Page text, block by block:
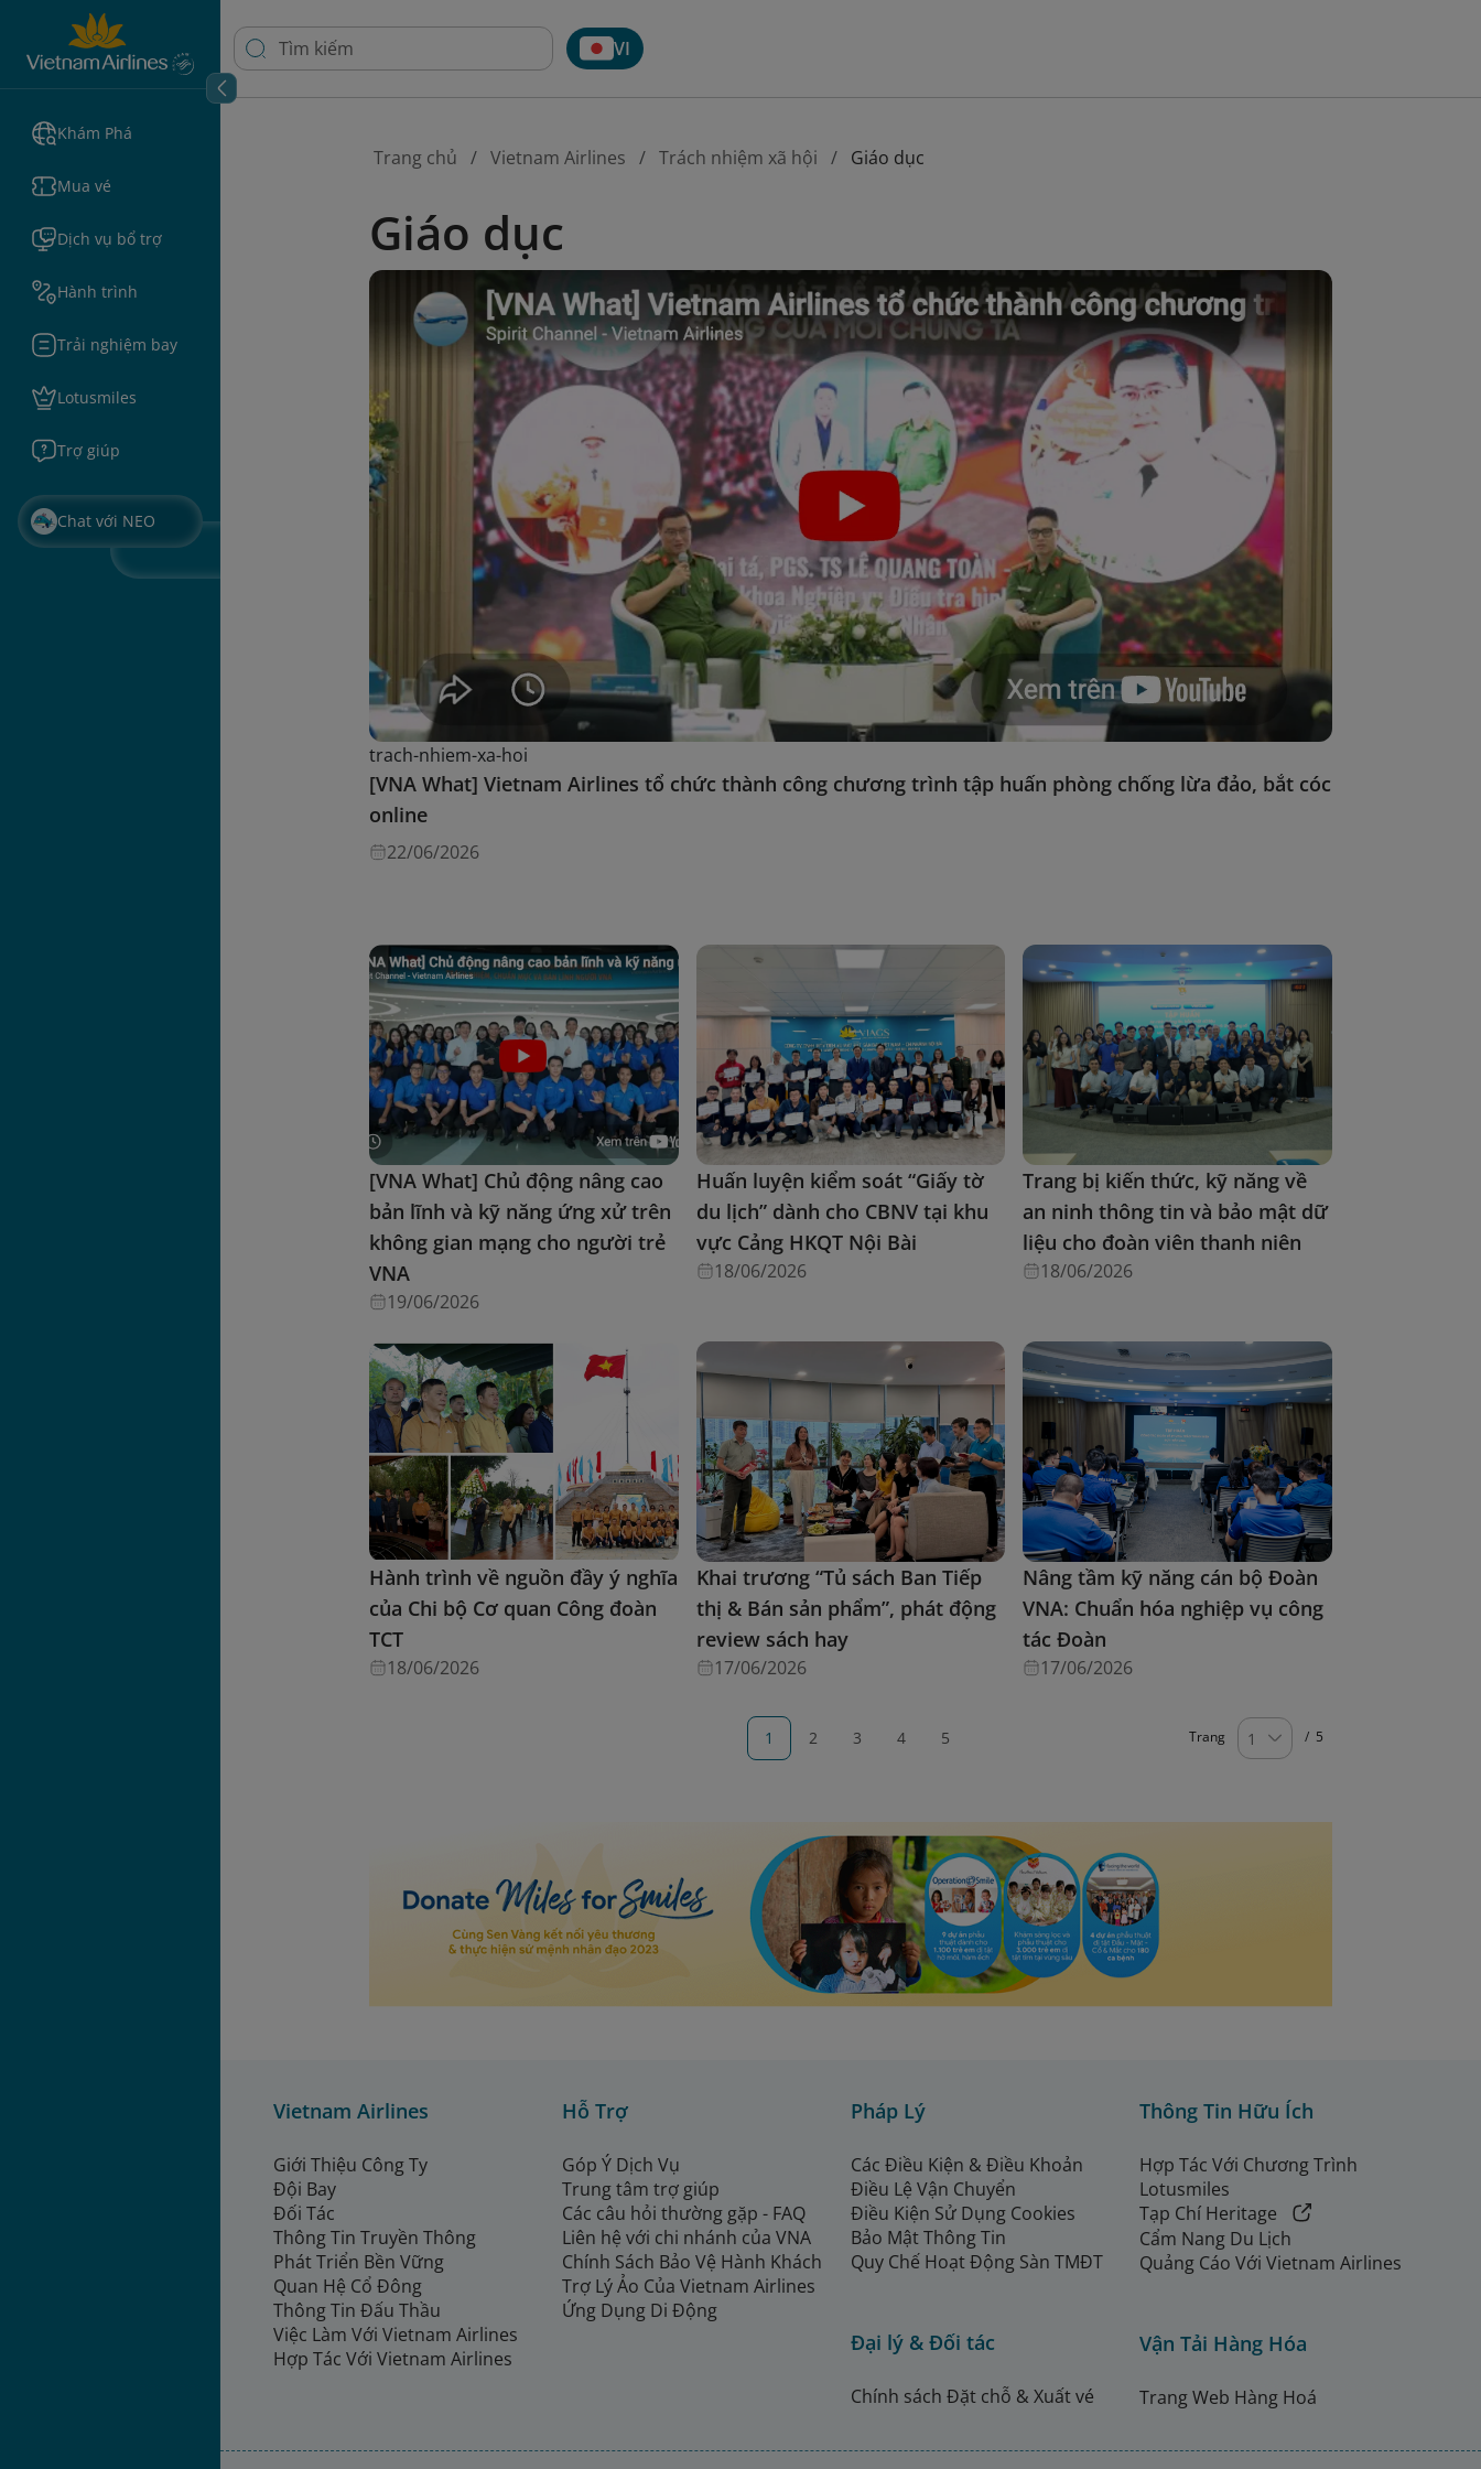
Khám Phá
Mua vé
Dịch vụ bổ trợ
Hành trình
Trải nghiệm bay
Lotusmiles
Trợ giúp
Chat với NEO
VI
Trang chủ Vietnam Airlines Trách nhiệm xã hội Giáo dục
Giáo dục
trach-nhiem-xa-hoi
[VNA What] Vietnam Airlines tổ chức thành công chương trình tập huấn phòng chống lừa đảo, bắt cóc
online
22/06/2026
[VNA What] Chủ động nâng cao
bản lĩnh và kỹ năng ứng xử trên
không gian mạng cho người trẻ
VNA
19/06/2026
Huấn luyện kiểm soát “Giấy tờ
du lịch” dành cho CBNV tại khu
vực Cảng HKQT Nội Bài
18/06/2026
Trang bị kiến thức, kỹ năng về
an ninh thông tin và bảo mật dữ
liệu cho đoàn viên thanh niên
18/06/2026
Hành trình về nguồn đầy ý nghĩa
của Chi bộ Cơ quan Công đoàn
TCT
18/06/2026
Khai trương “Tủ sách Ban Tiếp
thị & Bán sản phẩm”, phát động
review sách hay
17/06/2026
Nâng tầm kỹ năng cán bộ Đoàn
VNA: Chuẩn hóa nghiệp vụ công
tác Đoàn
17/06/2026
1 2 3 4 5 Trang 1 / 5
Vietnam Airlines
Giới Thiệu Công Ty
Đội Bay
Đối Tác
Thông Tin Truyền Thông
Phát Triển Bền Vững
Quan Hệ Cổ Đông
Thông Tin Đấu Thầu
Việc Làm Với Vietnam Airlines
Hợp Tác Với Vietnam Airlines
Hỗ Trợ
Góp Ý Dịch Vụ
Trung tâm trợ giúp
Các câu hỏi thường gặp - FAQ
Liên hệ với chi nhánh của VNA
Chính Sách Bảo Vệ Hành Khách
Trợ Lý Ảo Của Vietnam Airlines
Ứng Dụng Di Động
Pháp Lý
Các Điều Kiện & Điều Khoản
Điều Lệ Vận Chuyển
Điều Kiện Sử Dụng Cookies
Bảo Mật Thông Tin
Quy Chế Hoạt Động Sàn TMĐT
Đại lý & Đối tác
Chính sách Đặt chỗ & Xuất vé
Thông Tin Hữu Ích
Hợp Tác Với Chương Trình
Lotusmiles
Tạp Chí Heritage
Cẩm Nang Du Lịch
Quảng Cáo Với Vietnam Airlines
Vận Tải Hàng Hóa
Trang Web Hàng Hoá